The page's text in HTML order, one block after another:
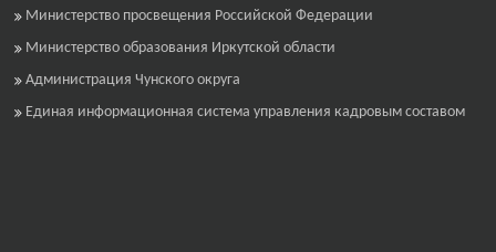
Министерство просвещения Российской Федерации
Министерство образования Иркутской области
Администрация Чунского округа
Единая информационная система управления кадровым составом